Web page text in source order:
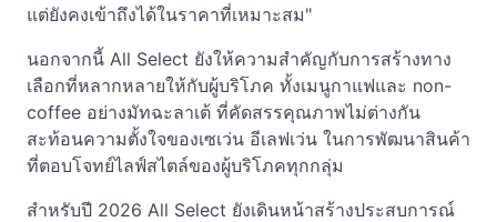
แต่ยังคงเข้าถึงได้ในราคาที่เหมาะสม"
นอกจากนี้ All Select ยังให้ความสำคัญกับการสร้างทาง
เลือกที่หลากหลายให้กับผู้บริโภค ทั้งเมนูกาแฟและ non-
coffee อย่างมัทฉะลาเต้ ที่คัดสรรคุณภาพไม่ต่างกัน
สะท้อนความตั้งใจของเซเว่น อีเลฟเว่น ในการพัฒนาสินค้า
ที่ตอบโจทย์ไลฟ์สไตล์ของผู้บริโภคทุกกลุ่ม
สำหรับปี 2026 All Select ยังเดินหน้าสร้างประสบการณ์